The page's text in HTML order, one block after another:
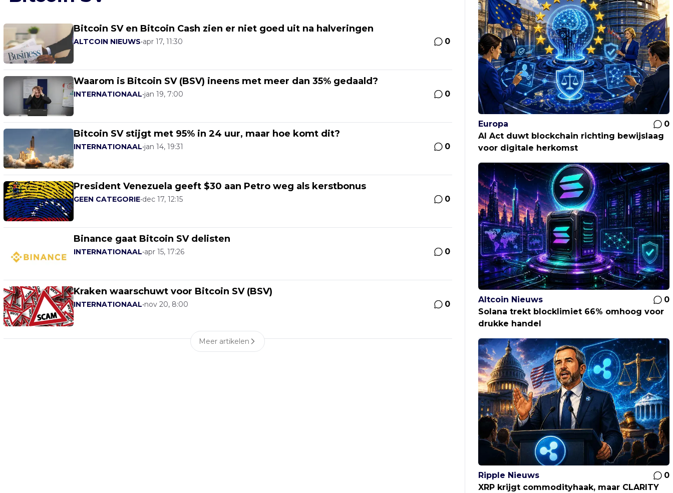
Bitcoin SV en Bitcoin Cash zien er niet goed uit na halveringen
ALTCOIN NIEUWS•apr 17, 11:30 0
Waarom is Bitcoin SV (BSV) ineens met meer dan 35% gedaald?
INTERNATIONAAL•jan 19, 7:00 0
Bitcoin SV stijgt met 95% in 24 uur, maar hoe komt dit?
INTERNATIONAAL•jan 14, 19:31 0
President Venezuela geeft $30 aan Petro weg als kerstbonus
GEEN CATEGORIE•dec 17, 12:15 0
Binance gaat Bitcoin SV delisten
INTERNATIONAAL•apr 15, 17:26 0
Kraken waarschuwt voor Bitcoin SV (BSV)
INTERNATIONAAL•nov 20, 8:00 0
Meer artikelen
Europa
0
AI Act duwt blockchain richting bewijslaag
voor digitale herkomst
Altcoin Nieuws
0
Solana trekt blocklimiet 66% omhoog voor
drukke handel
Ripple Nieuws
0
XRP krijgt commodityhaak, maar CLARITY